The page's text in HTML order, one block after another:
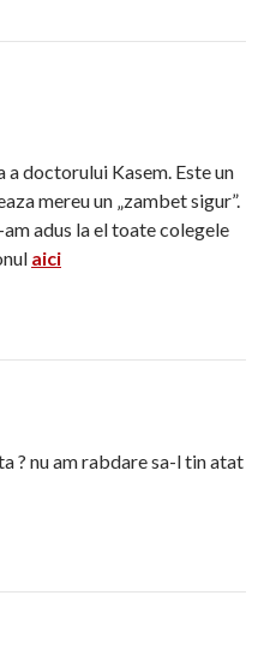
doctorului Kasem. Este un
mereu un „zambet sigur”.
adus la el toate colegele
aici
? nu am rabdare sa-l tin atat